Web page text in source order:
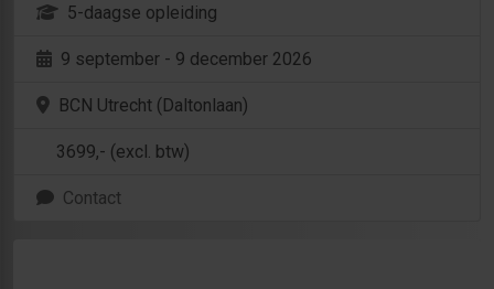
5-daagse opleiding
9 september - 9 december 2026
BCN Utrecht (Daltonlaan)
3699,- (excl. btw)
Contact